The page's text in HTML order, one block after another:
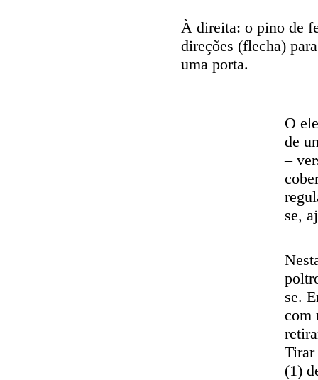
À direita: o pino de
direções (flecha)
uma porta.
O
de
–
se,
se.
com
Tirar
(1)